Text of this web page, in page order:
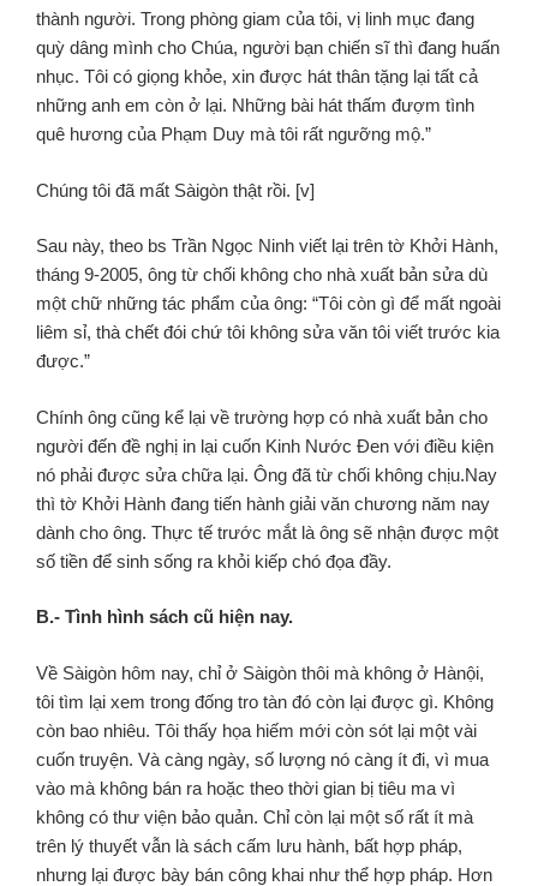
thành người. Trong phòng giam của tôi, vị linh mục đang
quỳ dâng mình cho Chúa, người bạn chiến sĩ thì đang huấn
nhục. Tôi có giọng khỏe, xin được hát thân tặng lại tất cả
những anh em còn ở lại. Những bài hát thấm đượm tình
quê hương của Phạm Duy mà tôi rất ngưỡng mộ.”
Chúng tôi đã mất Sàigòn thật rồi. [v]
Sau này, theo bs Trần Ngọc Ninh viết lại trên tờ Khởi Hành,
tháng 9-2005, ông từ chối không cho nhà xuất bản sửa dù
một chữ những tác phẩm của ông: “Tôi còn gì để mất ngoài
liêm sỉ, thà chết đói chứ tôi không sửa văn tôi viết trước kia
được.”
Chính ông cũng kể lại về trường hợp có nhà xuất bản cho
người đến đề nghị in lại cuốn Kinh Nước Ðen với điều kiện
nó phải được sửa chữa lại. Ông đã từ chối không chịu.Nay
thì tờ Khởi Hành đang tiến hành giải văn chương năm nay
dành cho ông. Thực tế trước mắt là ông sẽ nhận được một
số tiền để sinh sống ra khỏi kiếp chó đọa đầy.
B.- Tình hình sách cũ hiện nay.
Về Sàigòn hôm nay, chỉ ở Sàigòn thôi mà không ở Hànội,
tôi tìm lại xem trong đống tro tàn đó còn lại được gì. Không
còn bao nhiêu. Tôi thấy họa hiếm mới còn sót lại một vài
cuốn truyện. Và càng ngày, số lượng nó càng ít đi, vì mua
vào mà không bán ra hoặc theo thời gian bị tiêu ma vì
không có thư viện bảo quản. Chỉ còn lại một số rất ít mà
trên lý thuyết vẫn là sách cấm lưu hành, bất hợp pháp,
nhưng lại được bày bán công khai như thể hợp pháp. Hơn